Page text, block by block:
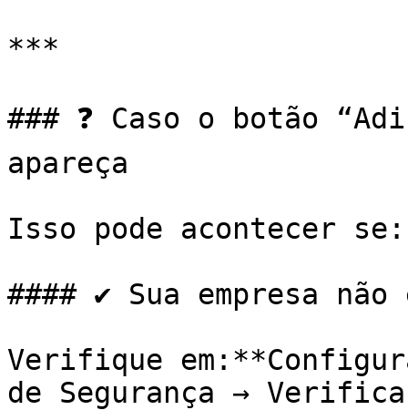
***
### ❓ Caso o botão
apareça
Isso pode acontecer se:
#### ✔ Sua empresa
Verifique
de Segurança →